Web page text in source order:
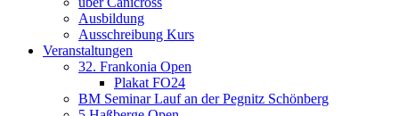
Ausbildung
Ausschreibung Kurs
Veranstaltungen
32. Frankonia Open
Plakat FO24
BM Seminar Lauf an der Pegnitz Schönberg